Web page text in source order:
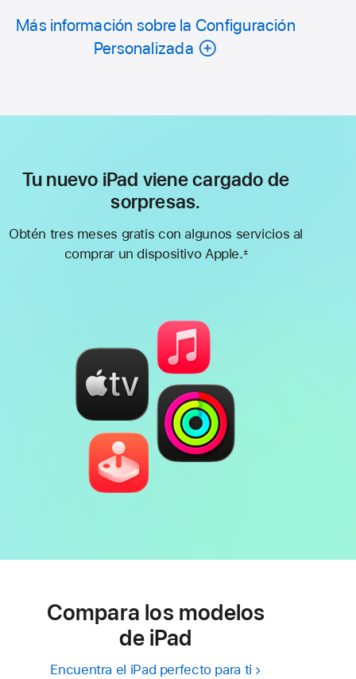
Más información sobre la Configuración
Personalizada
Tu nuevo iPad viene cargado de
sorpresas.
Obtén tres meses gratis con algunos servicios al
comprar un dispositivo Apple.±
Compara los modelos
de iPad
Encuentra el iPad perfecto para ti